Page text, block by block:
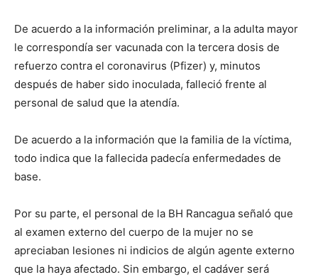
De acuerdo a la información preliminar, a la adulta mayor
le correspondía ser vacunada con la tercera dosis de
refuerzo contra el coronavirus (Pfizer) y, minutos
después de haber sido inoculada, falleció frente al
personal de salud que la atendía.
De acuerdo a la información que la familia de la víctima,
todo indica que la fallecida padecía enfermedades de
base.
Por su parte, el personal de la BH Rancagua señaló que
al examen externo del cuerpo de la mujer no se
apreciaban lesiones ni indicios de algún agente externo
que la haya afectado. Sin embargo, el cadáver será